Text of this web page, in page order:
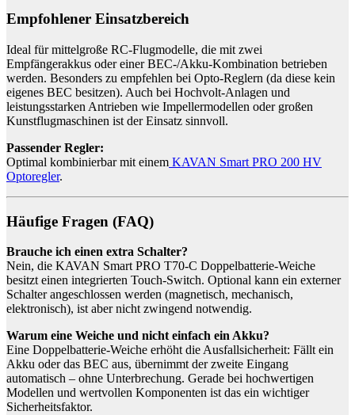
Empfohlener Einsatzbereich
Ideal für mittelgroße RC-Flugmodelle, die mit zwei
Empfängerakkus oder einer BEC-/Akku-Kombination betrieben
werden. Besonders zu empfehlen bei Opto-Reglern (da diese kein
eigenes BEC besitzen). Auch bei Hochvolt-Anlagen und
leistungsstarken Antrieben wie Impellermodellen oder großen
Kunstflugmaschinen ist der Einsatz sinnvoll.
Passender Regler:
Optimal kombinierbar mit einem KAVAN Smart PRO 200 HV
Optoregler.
Häufige Fragen (FAQ)
Brauche ich einen extra Schalter?
Nein, die KAVAN Smart PRO T70-C Doppelbatterie-Weiche
besitzt einen integrierten Touch-Switch. Optional kann ein externer
Schalter angeschlossen werden (magnetisch, mechanisch,
elektronisch), ist aber nicht zwingend notwendig.
Warum eine Weiche und nicht einfach ein Akku?
Eine Doppelbatterie-Weiche erhöht die Ausfallsicherheit: Fällt ein
Akku oder das BEC aus, übernimmt der zweite Eingang
automatisch – ohne Unterbrechung. Gerade bei hochwertigen
Modellen und wertvollen Komponenten ist das ein wichtiger
Sicherheitsfaktor.